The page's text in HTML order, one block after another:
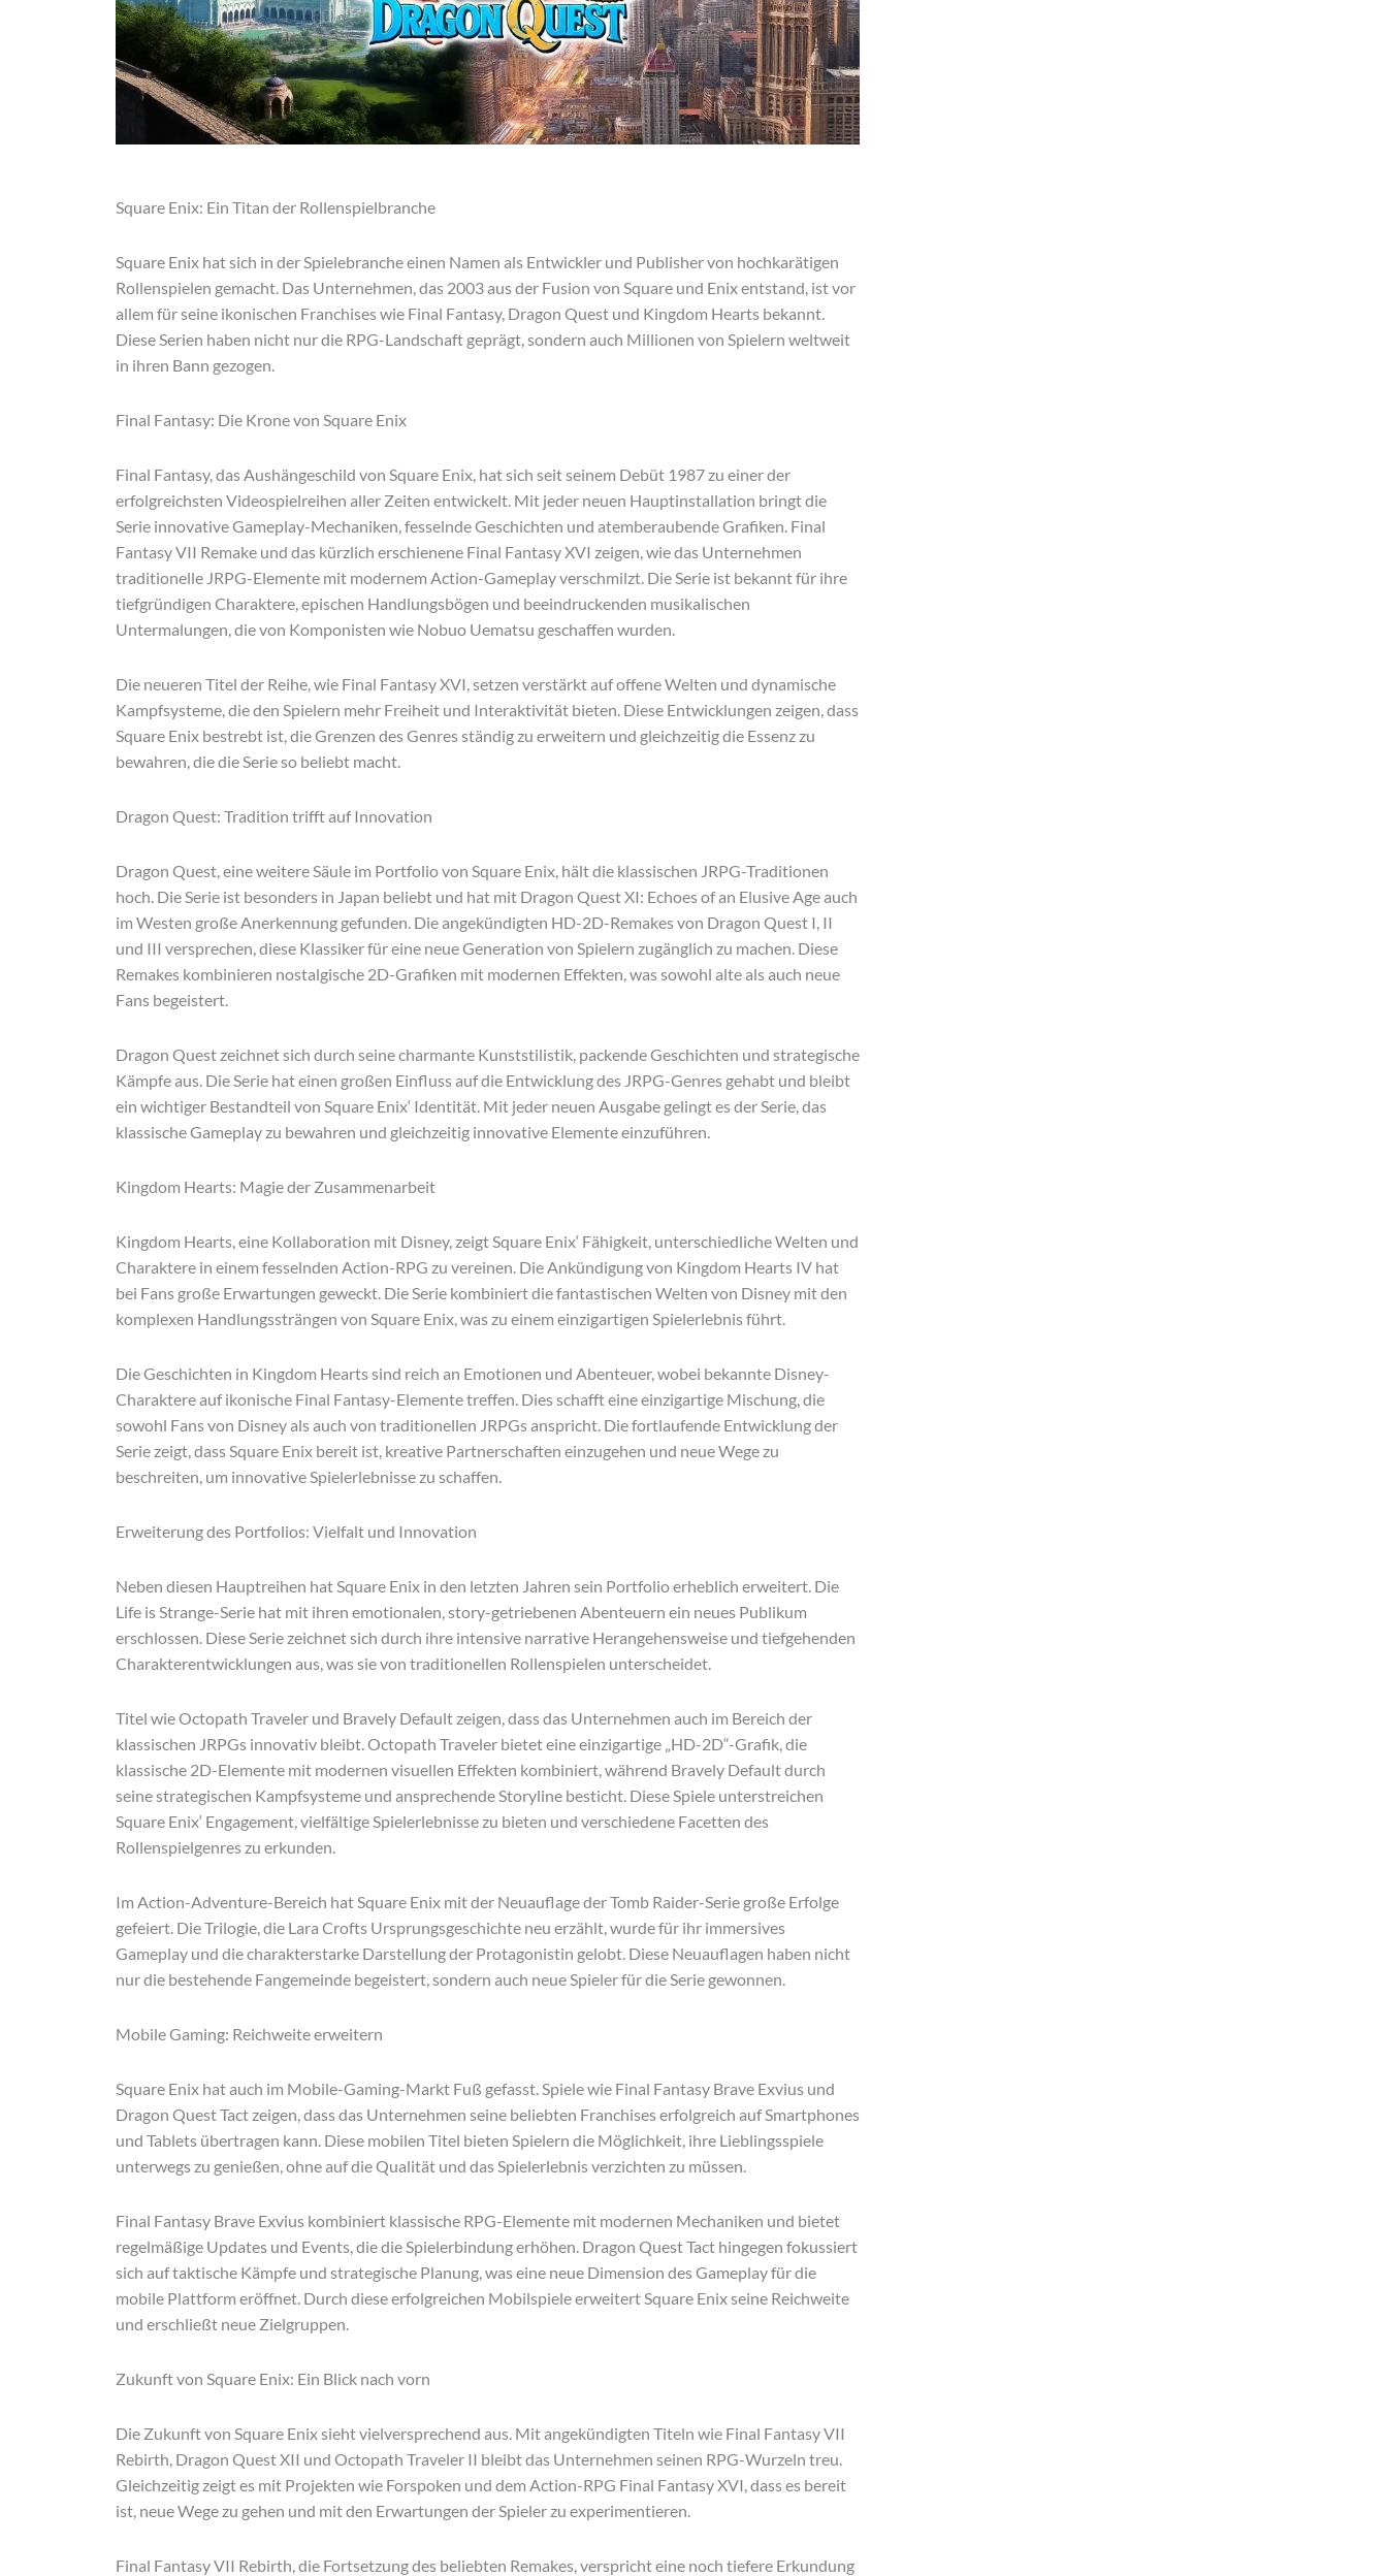
Square Enix: Ein Titan der Rollenspielbranche
Square Enix hat sich in der Spielebranche einen Namen als Entwickler und Publisher von hochkarätigen
Rollenspielen gemacht. Das Unternehmen, das 2003 aus der Fusion von Square und Enix entstand, ist vor
allem für seine ikonischen Franchises wie Final Fantasy, Dragon Quest und Kingdom Hearts bekannt.
Diese Serien haben nicht nur die RPG-Landschaft geprägt, sondern auch Millionen von Spielern weltweit
in ihren Bann gezogen.
Final Fantasy: Die Krone von Square Enix
Final Fantasy, das Aushängeschild von Square Enix, hat sich seit seinem Debüt 1987 zu einer der
erfolgreichsten Videospielreihen aller Zeiten entwickelt. Mit jeder neuen Hauptinstallation bringt die
Serie innovative Gameplay-Mechaniken, fesselnde Geschichten und atemberaubende Grafiken. Final
Fantasy VII Remake und das kürzlich erschienene Final Fantasy XVI zeigen, wie das Unternehmen
traditionelle JRPG-Elemente mit modernem Action-Gameplay verschmilzt. Die Serie ist bekannt für ihre
tiefgründigen Charaktere, epischen Handlungsbögen und beeindruckenden musikalischen
Untermalungen, die von Komponisten wie Nobuo Uematsu geschaffen wurden.
Die neueren Titel der Reihe, wie Final Fantasy XVI, setzen verstärkt auf offene Welten und dynamische
Kampfsysteme, die den Spielern mehr Freiheit und Interaktivität bieten. Diese Entwicklungen zeigen, dass
Square Enix bestrebt ist, die Grenzen des Genres ständig zu erweitern und gleichzeitig die Essenz zu
bewahren, die die Serie so beliebt macht.
Dragon Quest: Tradition trifft auf Innovation
Dragon Quest, eine weitere Säule im Portfolio von Square Enix, hält die klassischen JRPG-Traditionen
hoch. Die Serie ist besonders in Japan beliebt und hat mit Dragon Quest XI: Echoes of an Elusive Age auch
im Westen große Anerkennung gefunden. Die angekündigten HD-2D-Remakes von Dragon Quest I, II
und III versprechen, diese Klassiker für eine neue Generation von Spielern zugänglich zu machen. Diese
Remakes kombinieren nostalgische 2D-Grafiken mit modernen Effekten, was sowohl alte als auch neue
Fans begeistert.
Dragon Quest zeichnet sich durch seine charmante Kunststilistik, packende Geschichten und strategische
Kämpfe aus. Die Serie hat einen großen Einfluss auf die Entwicklung des JRPG-Genres gehabt und bleibt
ein wichtiger Bestandteil von Square Enix‘ Identität. Mit jeder neuen Ausgabe gelingt es der Serie, das
klassische Gameplay zu bewahren und gleichzeitig innovative Elemente einzuführen.
Kingdom Hearts: Magie der Zusammenarbeit
Kingdom Hearts, eine Kollaboration mit Disney, zeigt Square Enix‘ Fähigkeit, unterschiedliche Welten und
Charaktere in einem fesselnden Action-RPG zu vereinen. Die Ankündigung von Kingdom Hearts IV hat
bei Fans große Erwartungen geweckt. Die Serie kombiniert die fantastischen Welten von Disney mit den
komplexen Handlungssträngen von Square Enix, was zu einem einzigartigen Spielerlebnis führt.
Die Geschichten in Kingdom Hearts sind reich an Emotionen und Abenteuer, wobei bekannte Disney-
Charaktere auf ikonische Final Fantasy-Elemente treffen. Dies schafft eine einzigartige Mischung, die
sowohl Fans von Disney als auch von traditionellen JRPGs anspricht. Die fortlaufende Entwicklung der
Serie zeigt, dass Square Enix bereit ist, kreative Partnerschaften einzugehen und neue Wege zu
beschreiten, um innovative Spielerlebnisse zu schaffen.
Erweiterung des Portfolios: Vielfalt und Innovation
Neben diesen Hauptreihen hat Square Enix in den letzten Jahren sein Portfolio erheblich erweitert. Die
Life is Strange-Serie hat mit ihren emotionalen, story-getriebenen Abenteuern ein neues Publikum
erschlossen. Diese Serie zeichnet sich durch ihre intensive narrative Herangehensweise und tiefgehenden
Charakterentwicklungen aus, was sie von traditionellen Rollenspielen unterscheidet.
Titel wie Octopath Traveler und Bravely Default zeigen, dass das Unternehmen auch im Bereich der
klassischen JRPGs innovativ bleibt. Octopath Traveler bietet eine einzigartige „HD-2D“-Grafik, die
klassische 2D-Elemente mit modernen visuellen Effekten kombiniert, während Bravely Default durch
seine strategischen Kampfsysteme und ansprechende Storyline besticht. Diese Spiele unterstreichen
Square Enix‘ Engagement, vielfältige Spielerlebnisse zu bieten und verschiedene Facetten des
Rollenspielgenres zu erkunden.
Im Action-Adventure-Bereich hat Square Enix mit der Neuauflage der Tomb Raider-Serie große Erfolge
gefeiert. Die Trilogie, die Lara Crofts Ursprungsgeschichte neu erzählt, wurde für ihr immersives
Gameplay und die charakterstarke Darstellung der Protagonistin gelobt. Diese Neuauflagen haben nicht
nur die bestehende Fangemeinde begeistert, sondern auch neue Spieler für die Serie gewonnen.
Mobile Gaming: Reichweite erweitern
Square Enix hat auch im Mobile-Gaming-Markt Fuß gefasst. Spiele wie Final Fantasy Brave Exvius und
Dragon Quest Tact zeigen, dass das Unternehmen seine beliebten Franchises erfolgreich auf Smartphones
und Tablets übertragen kann. Diese mobilen Titel bieten Spielern die Möglichkeit, ihre Lieblingsspiele
unterwegs zu genießen, ohne auf die Qualität und das Spielerlebnis verzichten zu müssen.
Final Fantasy Brave Exvius kombiniert klassische RPG-Elemente mit modernen Mechaniken und bietet
regelmäßige Updates und Events, die die Spielerbindung erhöhen. Dragon Quest Tact hingegen fokussiert
sich auf taktische Kämpfe und strategische Planung, was eine neue Dimension des Gameplay für die
mobile Plattform eröffnet. Durch diese erfolgreichen Mobilspiele erweitert Square Enix seine Reichweite
und erschließt neue Zielgruppen.
Zukunft von Square Enix: Ein Blick nach vorn
Die Zukunft von Square Enix sieht vielversprechend aus. Mit angekündigten Titeln wie Final Fantasy VII
Rebirth, Dragon Quest XII und Octopath Traveler II bleibt das Unternehmen seinen RPG-Wurzeln treu.
Gleichzeitig zeigt es mit Projekten wie Forspoken und dem Action-RPG Final Fantasy XVI, dass es bereit
ist, neue Wege zu gehen und mit den Erwartungen der Spieler zu experimentieren.
Final Fantasy VII Rebirth, die Fortsetzung des beliebten Remakes, verspricht eine noch tiefere Erkundung